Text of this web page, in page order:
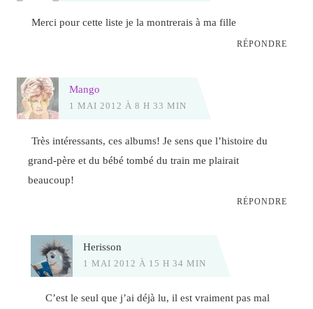
Merci pour cette liste je la montrerais à ma fille
RÉPONDRE
Mango
1 MAI 2012 À 8 H 33 MIN
Très intéressants, ces albums! Je sens que l’histoire du
grand-père et du bébé tombé du train me plairait
beaucoup!
RÉPONDRE
Herisson
1 MAI 2012 À 15 H 34 MIN
C’est le seul que j’ai déjà lu, il est vraiment pas mal